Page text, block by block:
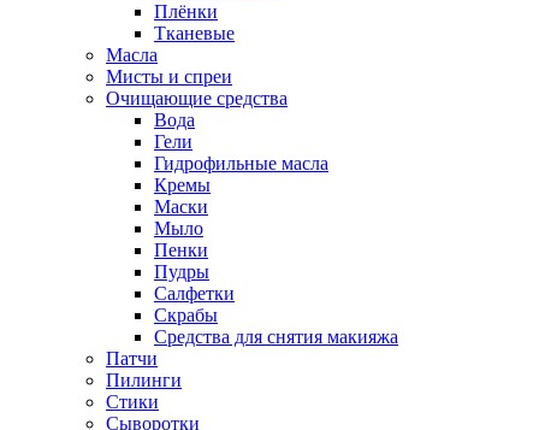
Плёнки
Тканевые
Масла
Мисты и спреи
Очищающие средства
Вода
Гели
Гидрофильные масла
Кремы
Маски
Мыло
Пенки
Пудры
Салфетки
Скрабы
Средства для снятия макияжа
Патчи
Пилинги
Стики
Сыворотки